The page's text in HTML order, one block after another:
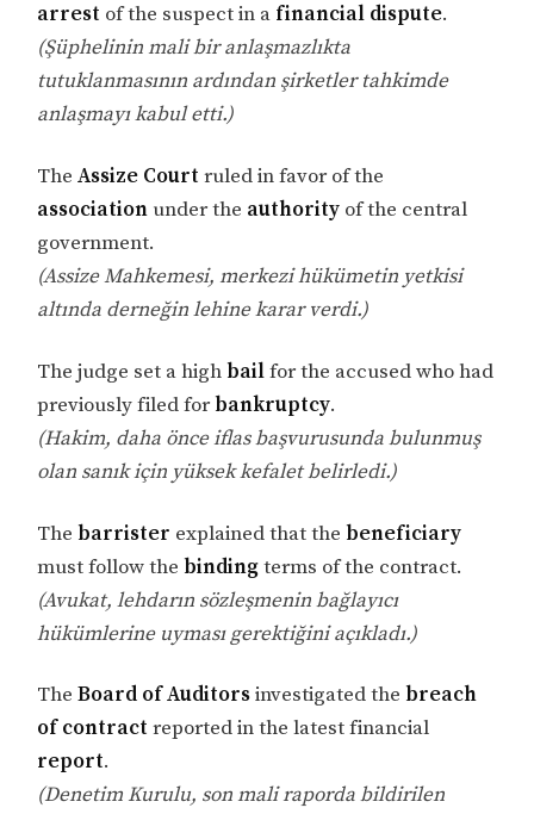
arrest of the suspect in a financial dispute.
(Şüphelinin mali bir anlaşmazlıkta
tutuklanmasının ardından şirketler tahkimde
anlaşmayı kabul etti.)
TheAssize Court ruled in favor of the
association under the authority of the central
government.
(Assize Mahkemesi, merkezi hükümetin yetkisi
altında derneğin lehine karar verdi.)
The judge set a highbailfor the accused who had
previously filed forbankruptcy.
(Hakim, daha önce iflas başvurusunda bulunmuş
olan sanık için yüksek kefalet belirledi.)
Thebarrister explained that thebeneficiary
must follow thebindingterms of the contract.
(Avukat, lehdarın sözleşmenin bağlayıcı
hükümlerine uyması gerektiğini açıkladı.)
TheBoard of Auditorsinvestigated thebreach
of contract reported in the latest financial
report.
(Denetim Kurulu, son mali raporda bildirilen